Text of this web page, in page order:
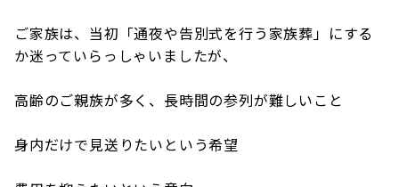
ご家族は、当初「通夜や告別式を行う家族葬」にする
か迷っていらっしゃいましたが、
高齢のご親族が多く、長時間の参列が難しいこと
身内だけで見送りたいという希望